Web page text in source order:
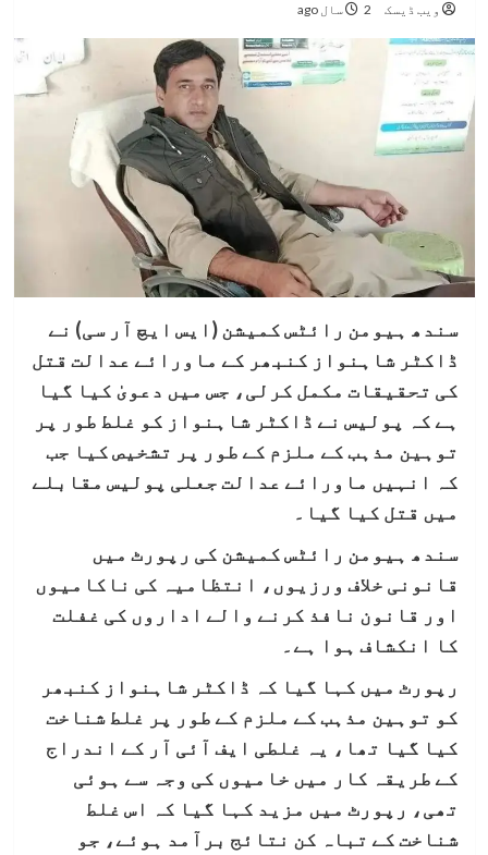
ویب ڈیسک 2 سال ago
سندھ ہیومن رائٹس کمیشن (ایس ایچ آر سی) نے
ڈاکٹر شاہنواز کنبھر کے ماورائے عدالت قتل
کی تحقیقات مکمل کرلی، جس میں دعویٰ کیا گیا
ہے کہ پولیس نے ڈاکٹر شاہنواز کو غلط طور پر
توہین مذہب کے ملزم کے طور پر تشخیص کیا جب
کہ انہیں ماورائے عدالت جعلی پولیس مقابلے
میں قتل کیا گیا۔
سندھ ہیومن رائٹس کمیشن کی رپورٹ میں
قانونی خلاف ورزیوں، انتظامیہ کی ناکامیوں
اور قانون نافذ کرنے والے اداروں کی غفلت
کا انکشاف ہوا ہے۔
رپورٹ میں کہا گیا کہ ڈاکٹر شاہنواز کنبھر
کو توہین مذہب کے ملزم کے طور پر غلط شناخت
کیا گیا تھا، یہ غلطی ایف آئی آر کے اندراج
کے طریقہ کار میں خامیوں کی وجہ سے ہوئی
تھی، رپورٹ میں مزید کہا گیا کہ اس غلط
شناخت کے تباہ کن نتائج برآمد ہوئے، جو